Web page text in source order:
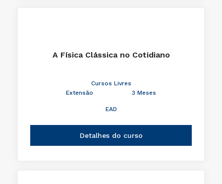
A Física Clássica no Cotidiano
Cursos Livres
Extensão
3 Meses
EAD
Detalhes do curso